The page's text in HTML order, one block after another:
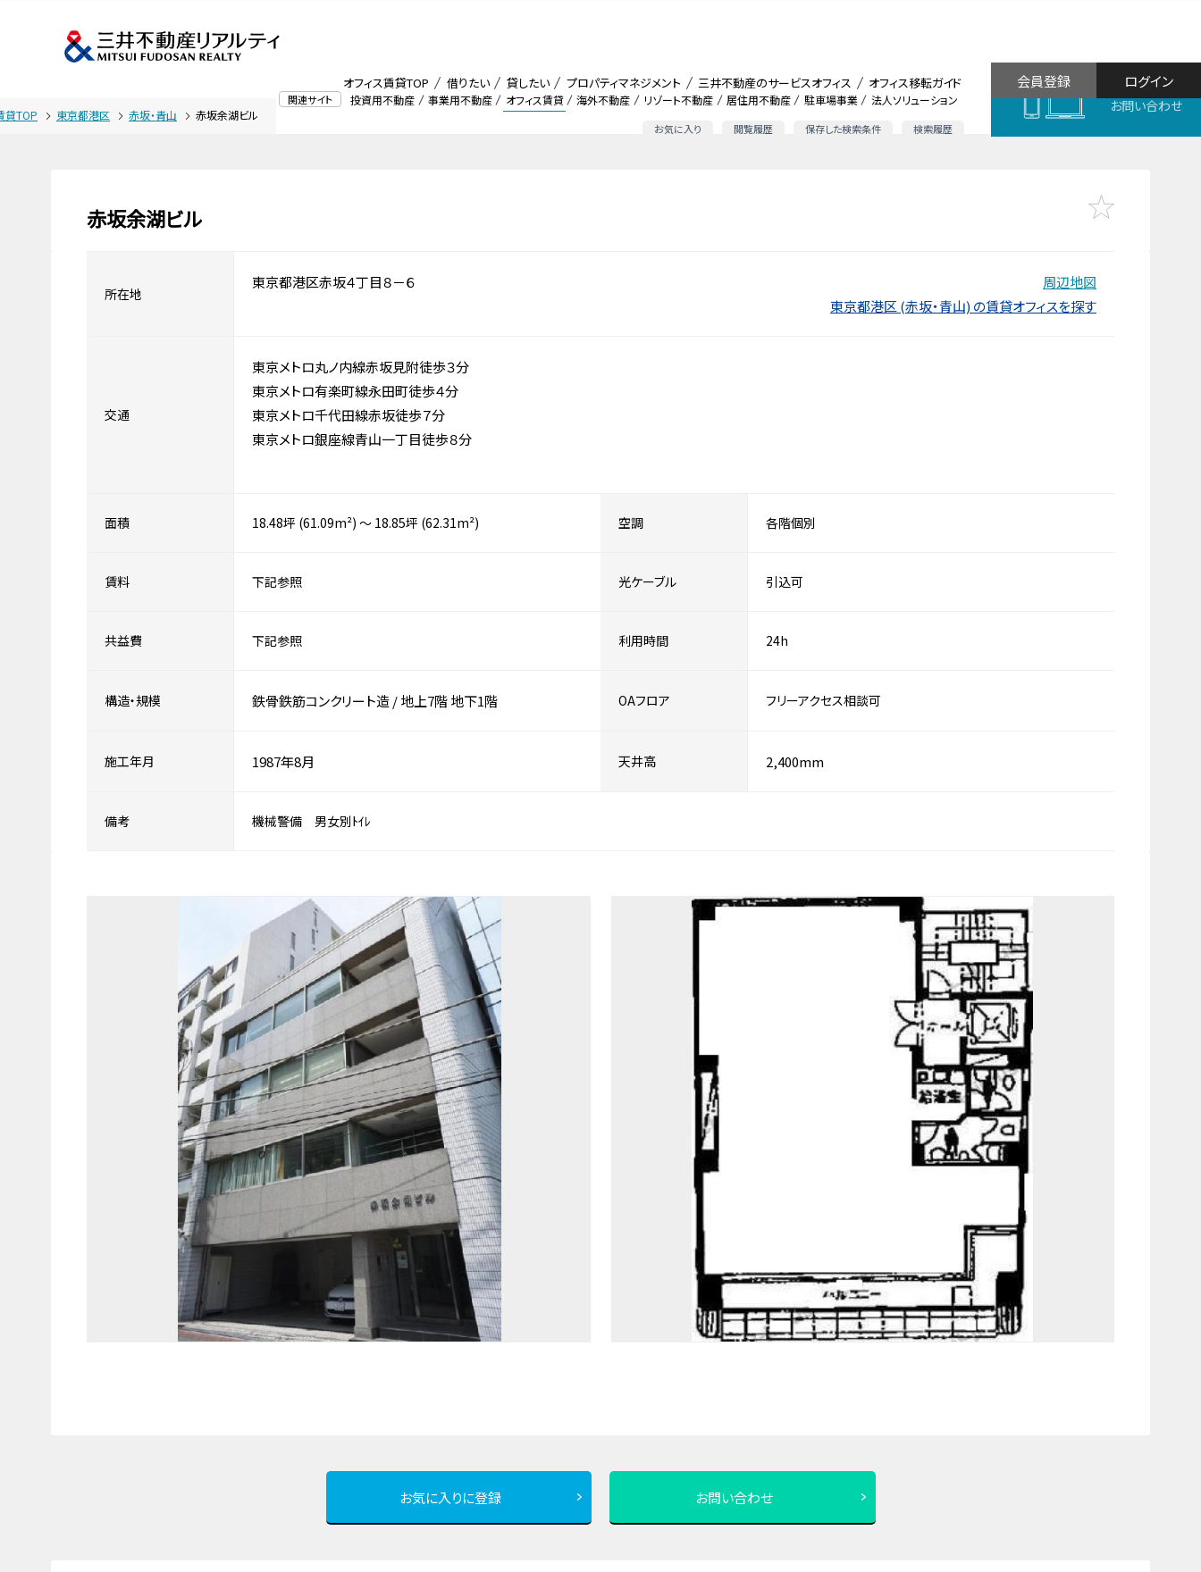
関連サイト 投資用不動産 事業用不動産 オフィス賃貸 海外不動産 リゾート不動産 居住用不動産 駐車場事業 法人ソリューション
お気に入り 閲覧履歴 保存した検索条件 検索履歴
オフィス賃貸TOP 借りたい 貸したい プロパティマネジメント 三井不動産のサービスオフィス オフィス移転ガイド
お問い合わせ
ログイン
会員登録
貸TOP 東京都港区 赤坂・青山 赤坂余湖ビル
赤坂余湖ビル
所在地
東京都港区赤坂４丁目８－６
周辺地図
東京都港区 (赤坂・青山) の賃貸オフィスを探す
交通
東京メトロ丸ノ内線赤坂見附徒歩３分
東京メトロ有楽町線永田町徒歩４分
東京メトロ千代田線赤坂徒歩７分
東京メトロ銀座線青山一丁目徒歩８分
面積 18.48坪 (61.09m²) ～ 18.85坪 (62.31m²) 空調 各階個別
賃料 下記参照 光ケーブル 引込可
共益費 下記参照 利用時間 24h
構造・規模 鉄骨鉄筋コンクリート造/地上7階地下1階 OAフロア フリーアクセス相談可
施工年月 1987年8月 天井高 2,400mm
備考 機械警備 男女別ﾄｲﾚ
お気に入りに登録 お問い合わせ